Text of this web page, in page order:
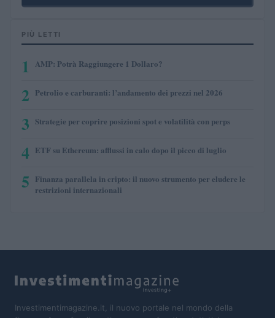
PIÙ LETTI
1 AMP: Potrà Raggiungere 1 Dollaro?
2 Petrolio e carburanti: l’andamento dei prezzi nel 2026
3 Strategie per coprire posizioni spot e volatilità con perps
4 ETF su Ethereum: afflussi in calo dopo il picco di luglio
5 Finanza parallela in cripto: il nuovo strumento per eludere le
restrizioni internazionali
Investimentimagazine.it, il nuovo portale nel mondo della